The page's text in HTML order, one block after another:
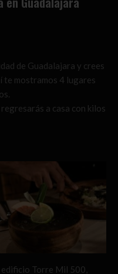
de Guadalajara y crees
te mostramos 4 lugares
a casa con kilos
Torre Mil 500,